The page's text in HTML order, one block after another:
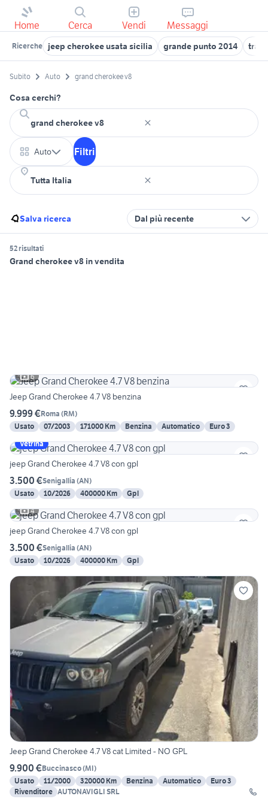
Home Cerca Vendi Messaggi
Ricerche jeep cherokee usata sicilia grande punto 2014
Subito Auto grand cherokee v8
Cosa cerchi?
Auto Filtri
Salva ricerca Dal più recente
52 risultati
Grand cherokee v8 in vendita
6
Jeep Grand Cherokee 4.7 V8 benzina
9.999 €Roma (RM)
Usato
07/2003 171000 Km Benzina Automatico
Euro 3
Vetrina
jeep Grand Cherokee 4.7 V8 con gpl
3.500 €Senigallia (AN)
Usato
10/2026 400000 Km
Gpl
4
jeep Grand Cherokee 4.7 V8 con gpl
3.500 €Senigallia (AN)
Usato
10/2026 400000 Km Gpl
Jeep Grand Cherokee 4.7 V8 cat Limited - NO GPL
9.900 €Buccinasco(MI)
Usato
11/2000 320000 Km Benzina Automatico
Euro 3
Rivenditore AUTONAVIGLI SRL